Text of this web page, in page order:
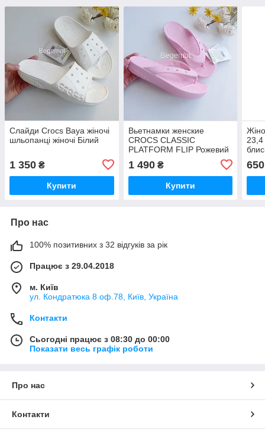
Слайди Crocs Baya жіночі
шльопанці жіночі Білий
1 350 ₴
Купити
Вьетнамки женские
CROCS CLASSIC
PLATFORM FLIP Рожевий
1 490₴
Купити
23,4
650
Про нас
100% позитивних з 32 відгуків за рік
Працює з 29.04.2018
м. Київ
ул. Кондратюка 8 оф.78, Київ, Україна
Контакти
Сьогодні працює з 08:30 до 00:00
Показати весь графік роботи
Про нас
Контакти